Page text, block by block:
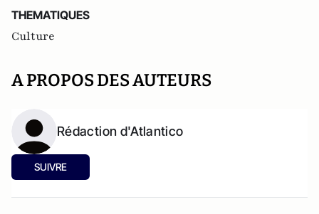
THEMATIQUES
Culture
A PROPOS DES AUTEURS
Rédaction d'Atlantico
SUIVRE